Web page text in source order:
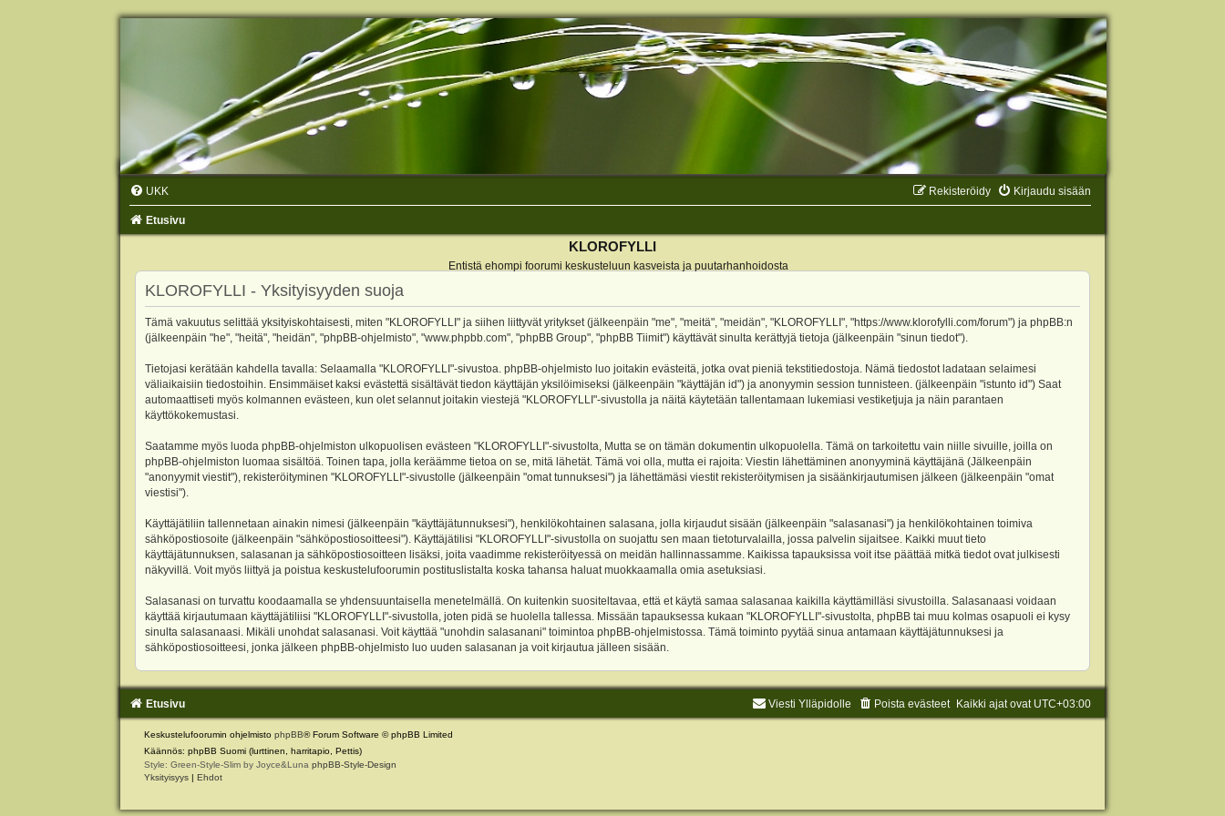
UKK Kirjaudu sisään
Rekisteröidy
Etusivu
KLOROFYLLI
Entistä ehompi foorumi keskusteluun kasveista ja puutarhanhoidosta
KLOROFYLLI - Yksityisyyden suoja
Tämä vakuutus selittää yksityiskohtaisesti, miten "KLOROFYLLI" ja siihen liittyvät yritykset (jälkeenpäin "me", "meitä", "meidän", "KLOROFYLLI", "https://www.klorofylli.com/forum") ja phpBB:n
(jälkeenpäin "he", "heitä", "heidän", "phpBB-ohjelmisto", "www.phpbb.com", "phpBB Group", "phpBB Tiimit") käyttävät sinulta kerättyjä tietoja (jälkeenpäin "sinun tiedot").
Tietojasi kerätään kahdella tavalla: Selaamalla "KLOROFYLLI"-sivustoa. phpBB-ohjelmisto luo joitakin evästeitä, jotka ovat pieniä tekstitiedostoja. Nämä tiedostot ladataan selaimesi
väliaikaisiin tiedostoihin. Ensimmäiset kaksi evästettä sisältävät tiedon käyttäjän yksilöimiseksi (jälkeenpäin "käyttäjän id") ja anonyymin session tunnisteen. (jälkeenpäin "istunto id") Saat
automaattiseti myös kolmannen evästeen, kun olet selannut joitakin viestejä "KLOROFYLLI"-sivustolla ja näitä käytetään tallentamaan lukemiasi vestiketjuja ja näin parantaen
käyttökokemustasi.
Saatamme myös luoda phpBB-ohjelmiston ulkopuolisen evästeen "KLOROFYLLI"-sivustolta, Mutta se on tämän dokumentin ulkopuolella. Tämä on tarkoitettu vain niille sivuille, joilla on
phpBB-ohjelmiston luomaa sisältöä. Toinen tapa, jolla keräämme tietoa on se, mitä lähetät. Tämä voi olla, mutta ei rajoita: Viestin lähettäminen anonyyminä käyttäjänä (Jälkeenpäin
"anonyymit viestit"), rekisteröityminen "KLOROFYLLI"-sivustolle (jälkeenpäin "omat tunnuksesi") ja lähettämäsi viestit rekisteröitymisen ja sisäänkirjautumisen jälkeen (jälkeenpäin "omat
viestisi").
Käyttäjätiliin tallennetaan ainakin nimesi (jälkeenpäin "käyttäjätunnuksesi"), henkilökohtainen salasana, jolla kirjaudut sisään (jälkeenpäin "salasanasi") ja henkilökohtainen toimiva
sähköpostiosoite (jälkeenpäin "sähköpostiosoitteesi"). Käyttäjätilisi "KLOROFYLLI"-sivustolla on suojattu sen maan tietoturvalailla, jossa palvelin sijaitsee. Kaikki muut tieto
käyttäjätunnuksen, salasanan ja sähköpostiosoitteen lisäksi, joita vaadimme rekisteröityessä on meidän hallinnassamme. Kaikissa tapauksissa voit itse päättää mitkä tiedot ovat julkisesti
näkyvillä. Voit myös liittyä ja poistua keskustelufoorumin postituslistalta koska tahansa haluat muokkaamalla omia asetuksiasi.
Salasanasi on turvattu koodaamalla se yhdensuuntaisella menetelmällä. On kuitenkin suositeltavaa, että et käytä samaa salasanaa kaikilla käyttämilläsi sivustoilla. Salasanaasi voidaan
käyttää kirjautumaan käyttäjätiliisi "KLOROFYLLI"-sivustolla, joten pidä se huolella tallessa. Missään tapauksessa kukaan "KLOROFYLLI"-sivustolta, phpBB tai muu kolmas osapuoli ei kysy
sinulta salasanaasi. Mikäli unohdat salasanasi. Voit käyttää "unohdin salasanani" toimintoa phpBB-ohjelmistossa. Tämä toiminto pyytää sinua antamaan käyttäjätunnuksesi ja
sähköpostiosoitteesi, jonka jälkeen phpBB-ohjelmisto luo uuden salasanan ja voit kirjautua jälleen sisään.
Etusivu Kaikki ajat ovat UTC+03:00
Poista evästeet
Viesti Ylläpidolle
Keskustelufoorumin ohjelmisto phpBB® Forum Software © phpBB Limited
Käännös: phpBB Suomi (lurttinen, harritapio, Pettis)
Style: Green-Style-Slim by Joyce&Luna phpBB-Style-Design
Yksityisyys | Ehdot